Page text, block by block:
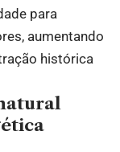
para
aumentando
histórica